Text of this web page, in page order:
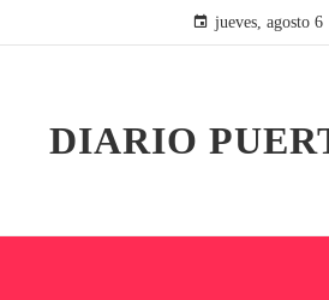
jueves, agosto 6
DIARIO